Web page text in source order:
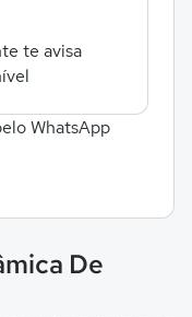
te avisa
WhatsApp
De